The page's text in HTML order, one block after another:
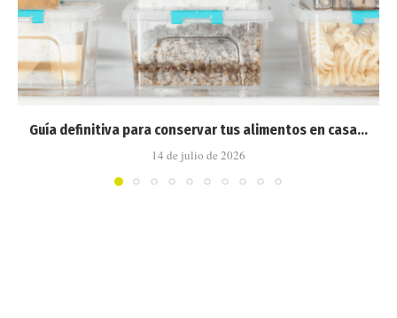
Guía definitiva para conservar tus alimentos en casa...
14 de julio de 2026